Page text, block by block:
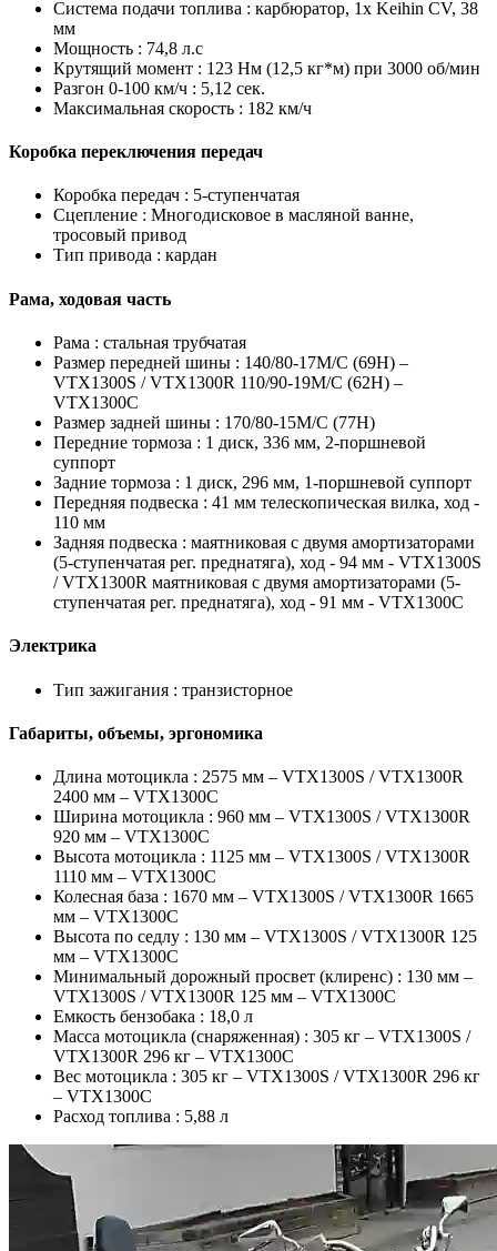
Система подачи топлива : карбюратор, 1x Keihin CV, 38
мм
Мощность : 74,8 л.с
Крутящий момент : 123 Нм (12,5 кг*м) при 3000 об/мин
Разгон 0-100 км/ч : 5,12 сек.
Максимальная скорость : 182 км/ч
Коробка переключения передач
Коробка передач : 5-ступенчатая
Сцепление : Многодисковое в масляной ванне,
тросовый привод
Тип привода : кардан
Рама, ходовая часть
Рама : стальная трубчатая
Размер передней шины : 140/80-17M/C (69H) –
VTX1300S / VTX1300R 110/90-19M/C (62H) –
VTX1300C
Размер задней шины : 170/80-15M/C (77H)
Передние тормоза : 1 диск, 336 мм, 2-поршневой
суппорт
Задние тормоза : 1 диск, 296 мм, 1-поршневой суппорт
Передняя подвеска : 41 мм телескопическая вилка, ход -
110 мм
Задняя подвеска : маятниковая с двумя амортизаторами
(5-ступенчатая рег. преднатяга), ход - 94 мм - VTX1300S
/ VTX1300R маятниковая с двумя амортизаторами (5-
ступенчатая рег. преднатяга), ход - 91 мм - VTX1300C
Электрика
Тип зажигания : транзисторное
Габариты, объемы, эргономика
Длина мотоцикла : 2575 мм – VTX1300S / VTX1300R
2400 мм – VTX1300C
Ширина мотоцикла : 960 мм – VTX1300S / VTX1300R
920 мм – VTX1300C
Высота мотоцикла : 1125 мм – VTX1300S / VTX1300R
1110 мм – VTX1300C
Колесная база : 1670 мм – VTX1300S / VTX1300R 1665
мм – VTX1300C
Высота по седлу : 130 мм – VTX1300S / VTX1300R 125
мм – VTX1300C
Минимальный дорожный просвет (клиренс) : 130 мм –
VTX1300S / VTX1300R 125 мм – VTX1300C
Емкость бензобака : 18,0 л
Масса мотоцикла (снаряженная) : 305 кг – VTX1300S /
VTX1300R 296 кг – VTX1300C
Вес мотоцикла : 305 кг – VTX1300S / VTX1300R 296 кг
– VTX1300C
Расход топлива : 5,88 л